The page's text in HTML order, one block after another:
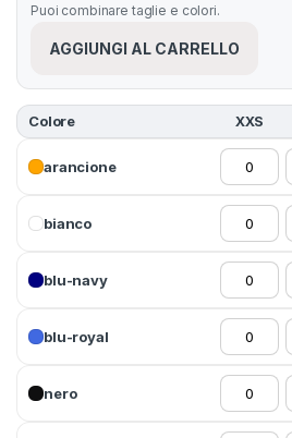
Puoi combinare taglie e colori.
AGGIUNGI AL CARRELLO
Colore XXS
arancione
bianco
blu-navy
blu-royal
nero